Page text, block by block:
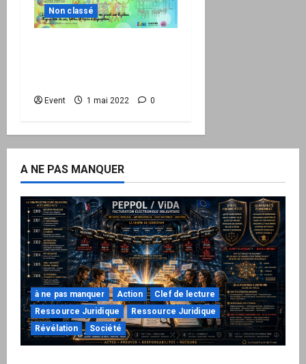
Non classé
Event 1 mai 2022 0
A NE PAS MANQUER
à ne pas manquer Action
Clef de lecture
Ressource Juridique
Ressource Juridique
Révélation
Société